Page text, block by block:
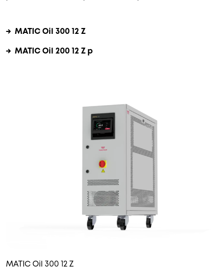
→ MATIC Oil 300 12 Z
→ MATIC Oil 200 12 Z p
MATIC Oil 300 12 Z